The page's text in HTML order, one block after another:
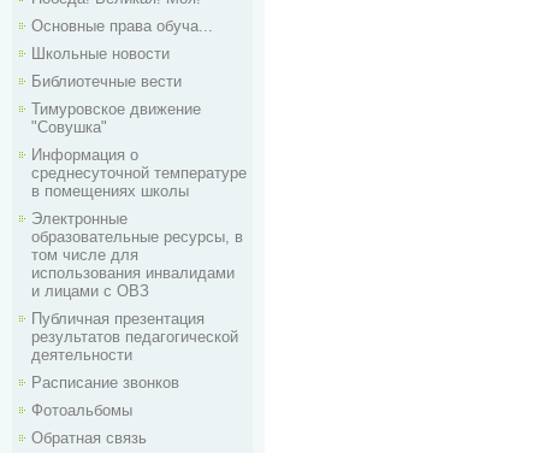
Основные права обуча...
Школьные новости
Библиотечные вести
Тимуровское движение
"Совушка"
Информация о
среднесуточной температуре
в помещениях школы
Электронные
образовательные ресурсы, в
том числе для
использования инвалидами
и лицами с ОВЗ
Публичная презентация
результатов педагогической
деятельности
Расписание звонков
Фотоальбомы
Обратная связь